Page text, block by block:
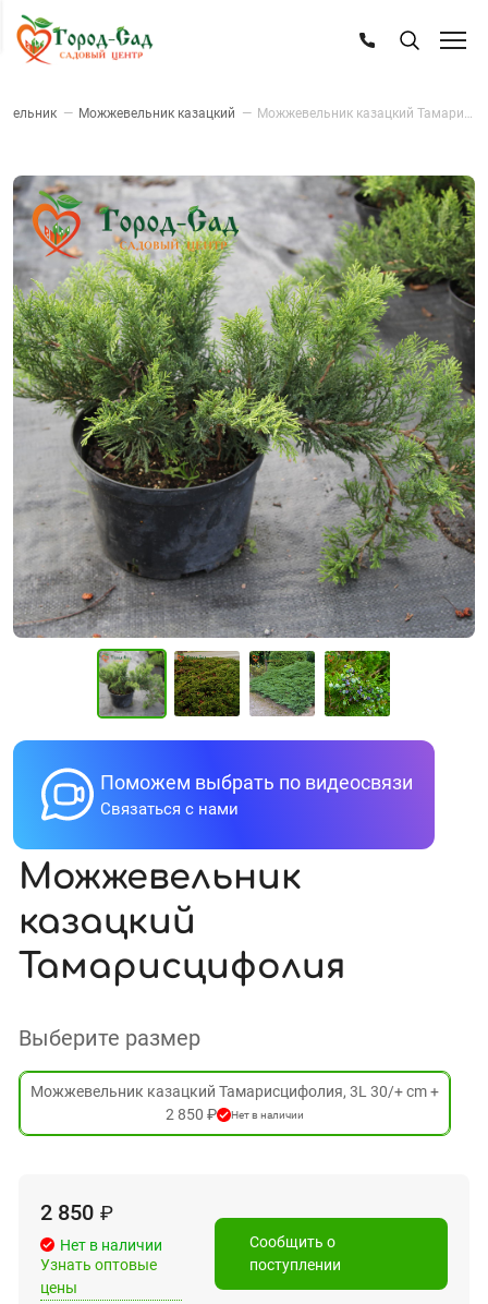
— Можжевельник казацкий —
Поможем выбрать по видеосвязи
Связаться с нами
Можжевельник
казацкий
Тамарисцифолия
Выберите размер
Можжевельник казацкий Тамарисцифолия, 3L 30/+ cm +
2 850 ₽
Нет в наличии
2 850 ₽
Нет в наличии
Узнать оптовые
цены
Сообщить о
поступлении